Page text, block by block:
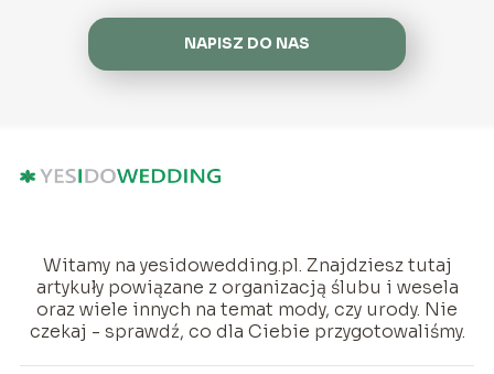
NAPISZ DO NAS
Witamy na yesidowedding.pl. Znajdziesz tutaj
artykuły powiązane z organizacją ślubu i wesela
oraz wiele innych na temat mody, czy urody. Nie
czekaj - sprawdź, co dla Ciebie przygotowaliśmy.